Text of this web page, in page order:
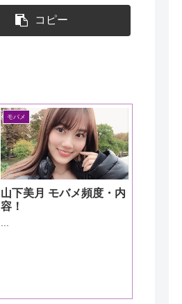
コピー
モバメ
山下美月 モバメ頻度・内
容！
...